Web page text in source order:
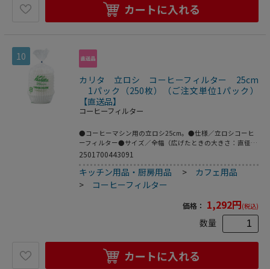
カートに入れる
10
カリタ 立ロシ コーヒーフィルター 25cm
1パック（250枚）（ご注文単位1パック）
【直送品】
コーヒーフィルター
●コーヒーマシン用の立ロシ25cm。●仕様／立ロシコーヒ
ーフィルター●サイズ／全幅（広げたときの大きさ：直径）
250mm×底径105mm●1パック＝250枚●立ロシ漂白●全幅
2501700443091
キッチン用品・厨房用品 > カフェ用品
> コーヒーフィルター
価格： 1,292円(税込)
数量
カートに入れる